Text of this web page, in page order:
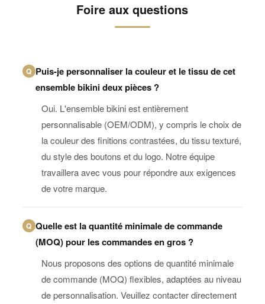
Foire aux questions
Q Puis-je personnaliser la couleur et le tissu de cet
ensemble bikini deux pièces ?
Oui. L'ensemble bikini est entièrement
personnalisable (OEM/ODM), y compris le choix de
la couleur des finitions contrastées, du tissu texturé,
du style des boutons et du logo. Notre équipe
travaillera avec vous pour répondre aux exigences
de votre marque.
Q Quelle est la quantité minimale de commande
(MOQ) pour les commandes en gros ?
Nous proposons des options de quantité minimale
de commande (MOQ) flexibles, adaptées au niveau
de personnalisation. Veuillez contacter directement